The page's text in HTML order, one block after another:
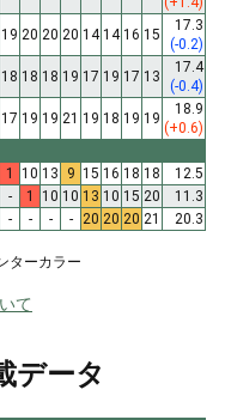
19 20 20 20 14 14 16 15
17.3
(-0.2)
18 18 18 19 17 19 17 13
17.4
(-0.4)
17 19 19 21 19 18 19 19
18.9
(+0.6)
1 10 13 9 15 16 18 18
12.5
- 1 10 10 13 10 15 20
11.3
- - - - 20 20 20 21 20.3
ターカラー
て
データ